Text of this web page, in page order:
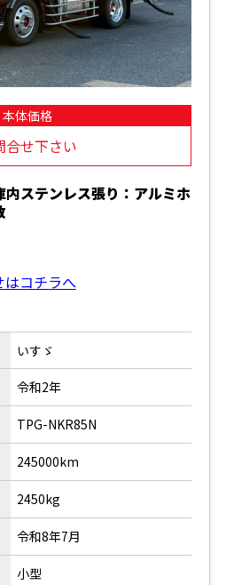
本体価格
合せ下さい
ステンレス張り：アルミホ
コチラへ
いすゞ
令和2年
TPG-NKR85N
245000km
2450kg
令和8年7月
小型